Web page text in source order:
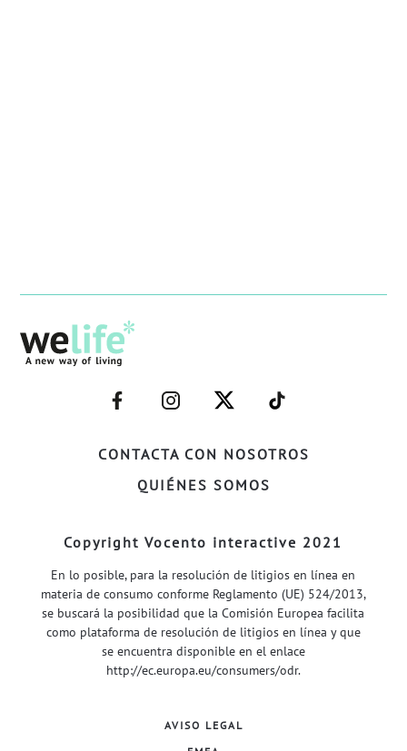
CONTACTA CON NOSOTROS
QUIÉNES SOMOS
–
FACEBOOK–
–
INSTAGRAM–
–
TWITTER–
–
WELIFE–
Copyright Vocento interactive 2021
En lo posible, para la resolución de litigios en línea en
materia de consumo conforme Reglamento (UE) 524/2013,
se buscará la posibilidad que la Comisión Europea facilita
como plataforma de resolución de litigios en línea y que
se encuentra disponible en el enlace
http://ec.europa.eu/consumers/odr.
AVISO LEGAL